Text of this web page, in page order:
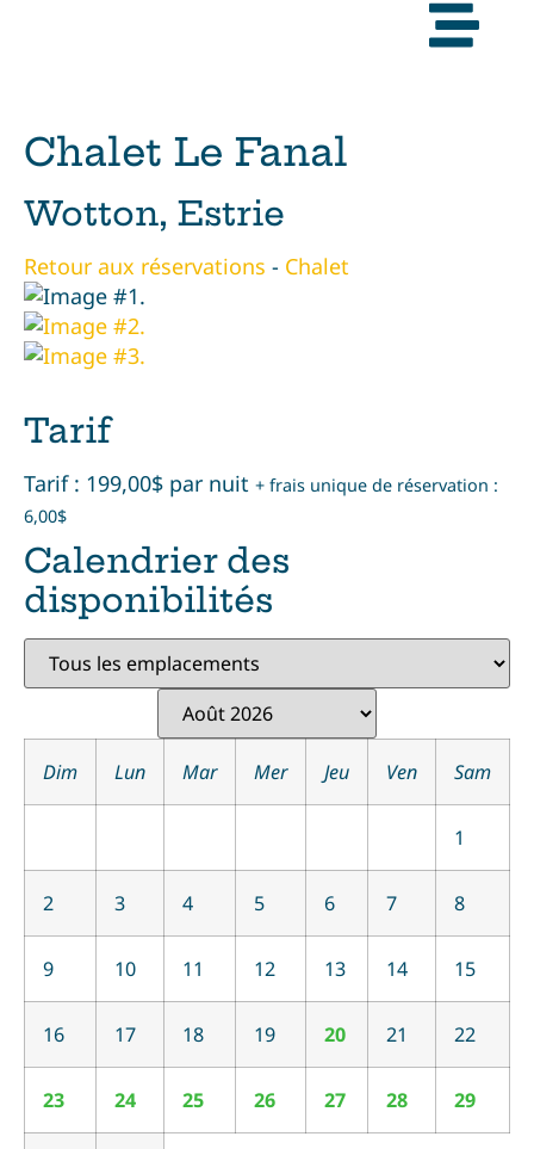
Chalet Le Fanal
Wotton, Estrie
Retour aux réservations - Chalet
Tarif
Tarif : 199,00$ par nuit + frais unique de réservation :
6,00$
Calendrier des
disponibilités
Dim Lun Mar Mer Jeu Ven Sam
1
2 3 4 5 6 7 8
9 10 11 12 13 14 15
16 17 18 19 20 21 22
23 24 25 26 27 28 29